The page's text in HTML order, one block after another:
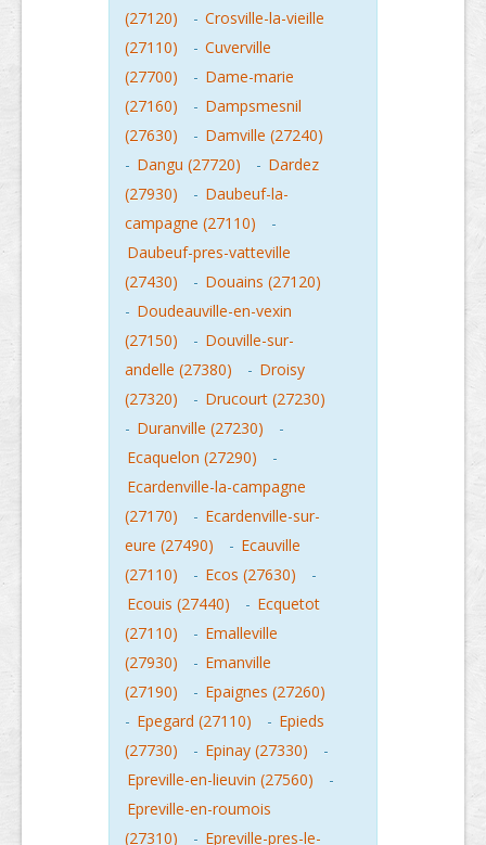
(27120)
- Crosville-la-vieille
(27110)
- Cuverville
(27700)
- Dame-marie
(27160)
- Dampsmesnil
(27630)
- Damville (27240)
- Dangu (27720) - Dardez
(27930)
- Daubeuf-la-
campagne (27110)
-
Daubeuf-pres-vatteville
(27430)
- Douains (27120)
- Doudeauville-en-vexin
(27150)
- Douville-sur-
andelle (27380)
- Droisy
(27320)
- Drucourt (27230)
- Duranville (27230)
-
Ecaquelon (27290)
-
Ecardenville-la-campagne
(27170)
- Ecardenville-sur-
eure (27490)
- Ecauville
(27110)
- Ecos (27630)
-
Ecouis (27440)
- Ecquetot
(27110)
- Emalleville
(27930)
- Emanville
(27190)
- Epaignes (27260)
- Epegard (27110) - Epieds
(27730)
- Epinay (27330)
-
Epreville-en-lieuvin (27560)
-
Epreville-en-roumois
(27310)
- Epreville-pres-le-